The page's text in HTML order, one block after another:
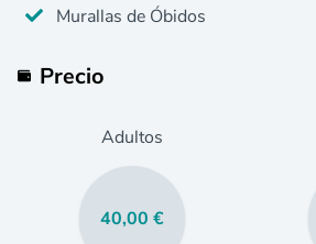
Murallas de Óbidos
Precio
Adultos
40,00 €